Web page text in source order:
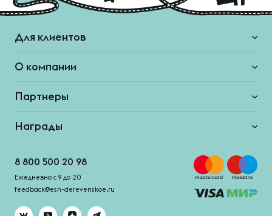
Для клиентов
О компании
Партнеры
Награды
8 800 500 20 98
Ежедневно с 9 до 20
feedback@esh-derevenskoe.ru